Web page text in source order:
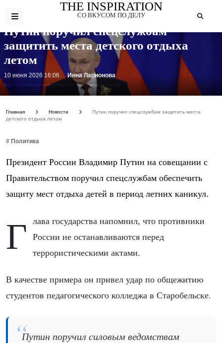
THE INSPIRATION
СО ВКУСОМ ПО ДЕЛУ
Фото: https://cdn5.vedomosti.ru/image/2026/3m/10t3ne/original-1bpc.jpg
Путин поручил спецслужбам
защитить места детского отдыха
летом
10 июня 2026 16:06 Инна Ларионова
Главная Новости
Путин поручил спецслужбам защитить места
детского отдыха летом
# Политика
Президент России Владимир Путин на совещании с
Правительством поручил спецслужбам обеспечить
защиту мест отдыха детей в период летних каникул.
Глава государства напомнил, что противники
России не останавливаются перед
террористическими актами.
В качестве примера он привел удар по общежитию
студентов педагогического колледжа в Старобельске.
Путин поручил силовым ведомствам